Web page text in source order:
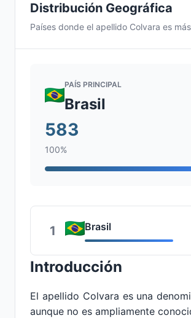
Distribución Geográfica
Países donde el apellido Colvara es
PAÍS PRINCIPAL
Brasil
583
100%
1 Brasil
Introducción
El apellido Colvara es una
aunque no es ampliamente